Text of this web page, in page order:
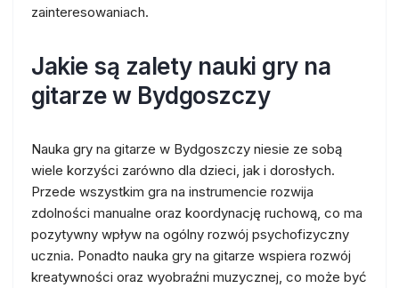
zainteresowaniach.
Jakie są zalety nauki gry na
gitarze w Bydgoszczy
Nauka gry na gitarze w Bydgoszczy niesie ze sobą
wiele korzyści zarówno dla dzieci, jak i dorosłych.
Przede wszystkim gra na instrumencie rozwija
zdolności manualne oraz koordynację ruchową, co ma
pozytywny wpływ na ogólny rozwój psychofizyczny
ucznia. Ponadto nauka gry na gitarze wspiera rozwój
kreatywności oraz wyobraźni muzycznej, co może być